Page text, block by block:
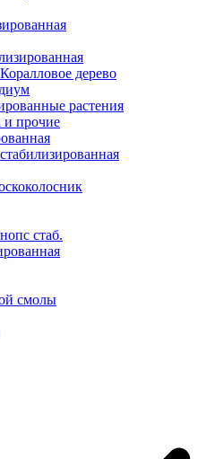
дерево
растения
и прочие
стаб.
смолы